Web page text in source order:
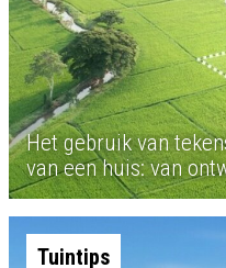
Het gebruik van
van een huis: van
Tuintips